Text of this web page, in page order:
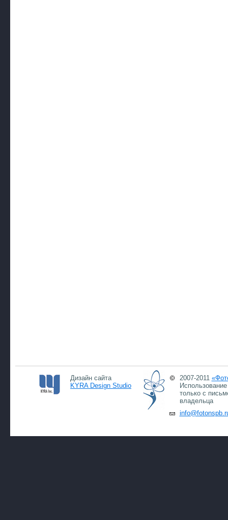
Дизайн сайта
KYRA Design Studio
2007-2011
только с
владельца